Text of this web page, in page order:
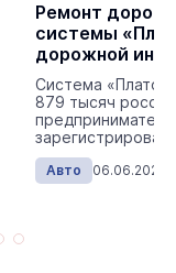
Ремонт дорог
системы
дорожной
региона
Система
879 тысяч
миллиона
Авто 06.06.2025